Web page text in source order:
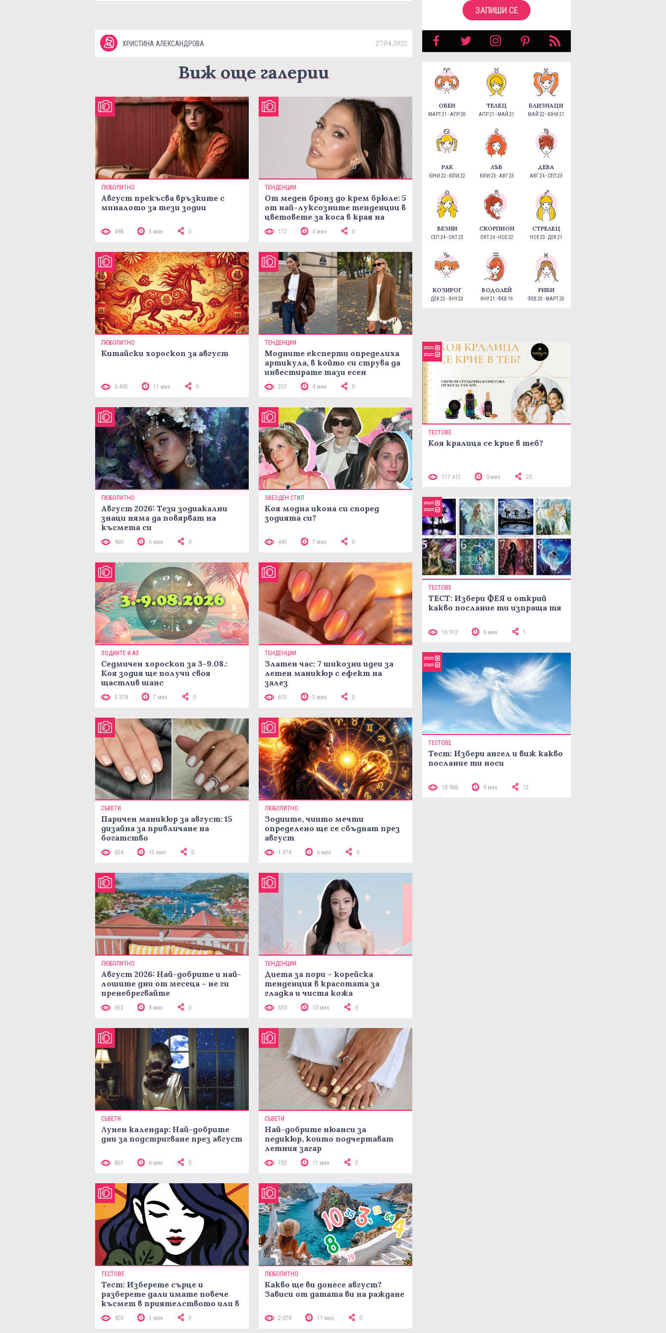
ХРИСТИНА АЛЕКСАНДРОВА 27.04.2022
Виж още галерии
ЛЮБОПИТНО
Август прекъсва връзките с
миналото за тези зодии
498 5 мин 0
ТЕНДЕНЦИИ
От меден бронз до крем брюле: 5
от най-луксозните тенденции в
цветовете за коса в края на
172 4 мин 0
ЛЮБОПИТНО
Китайски хороскоп за август
3 493 11 мин 0
ТЕНДЕНЦИИ
Модните експерти определиха
артикула, в който си струва да
инвестирате тази есен
257 4 мин 0
ЛЮБОПИТНО
Август 2026: Тези зодиакални
знаци няма да повярват на
късмета си
960 6 мин 0
ЗВЕЗДЕН СТИЛ
Коя модна икона си според
зодията си?
445 7 мин 0
ЗОДИИТЕ И АЗ
Седмичен хороскоп за 3-9.08.:
Коя зодия ще получи своя
щастлив шанс
3 378 7 мин 0
ТЕНДЕНЦИИ
Златен час: 7 шикозни идеи за
летен маникюр с ефект на
залез
615 3 мин 0
СЪВЕТИ
Паричен маникюр за август: 15
дизайна за привличане на
богатство
654 15 мин 0
ЛЮБОПИТНО
Зодиите, чиито мечти
определено ще се сбъднат през
август
1 374 6 мин 0
ЛЮБОПИТНО
Август 2026: Най-добрите и най-
лошите дни от месеца – не ги
пренебрегвайте
653 8 мин 0
ТЕНДЕНЦИИ
Диета за пори – корейска
тенденция в красотата за
гладка и чиста кожа
630 10 мин 0
СЪВЕТИ
Лунен календар: Най-добрите
дни за подстригване през август
861 6 мин 0
СЪВЕТИ
Най-добрите нюанси за
педикюр, които подчертават
летния загар
783 11 мин 0
ТЕСТОВЕ
Тест: Изберете сърце и
разберете дали имате повече
късмет в приятелството или в
любовта
920 5 мин 0
ЛЮБОПИТНО
Какво ще ви донесе август?
Зависи от датата ви на ражданe
2 078 11 мин 0
ЗАПИШИ СЕ
ОВЕН
МАРТ 21 - АПР 20
ТЕЛЕЦ
АПР 21 - МАЙ 21
БЛИЗНАЦИ
МАЙ 22 - ЮНИ 21
РАК
ЮНИ 22 - ЮЛИ 22
ЛЪВ
ЮЛИ 23 - АВГ 23
ДЕВА
АВГ 24 - СЕП 23
ВЕЗНИ
СЕП 24 - ОКТ 23
СКОРПИОН
ОКТ 24 - НОЕ 22
СТРЕЛЕЦ
НОЕ 23 - ДЕК 21
КОЗИРОГ
ДЕК 22 - ЯНУ 20
ВОДОЛЕЙ
ЯНУ 21 - ФЕВ 19
РИБИ
ФЕВ 20 - МАРТ 20
ТЕСТОВЕ
Коя кралица се крие в теб?
117 415 0 мин 20
ТЕСТОВЕ
ТЕСТ: Избери ФЕЯ и открий
какво послание ти изпраща тя
16 912 6 мин 1
ТЕСТОВЕ
Тест: Избери ангел и виж какво
послание ти носи
18 968 9 мин 12